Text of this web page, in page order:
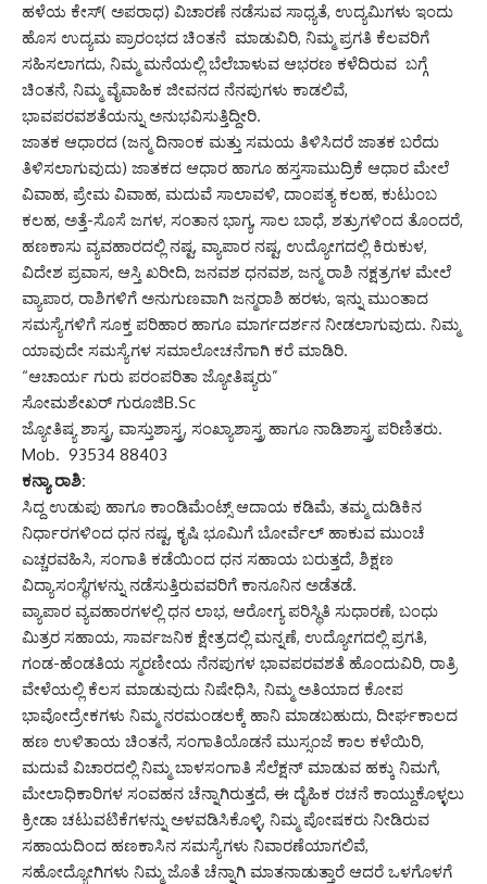
ಹಳೆಯ ಕೇಸ್( ಅಪರಾಧ) ವಿಚಾರಣೆ ನಡೆಸುವ ಸಾಧ್ಯತೆ, ಉದ್ಯಮಿಗಳು ಇಂದು
ಹೊಸ ಉದ್ಯಮ ಪ್ರಾರಂಭದ ಚಿಂತನೆ ಮಾಡುವಿರಿ, ನಿಮ್ಮ ಪ್ರಗತಿ ಕೆಲವರಿಗೆ
ಸಹಿಸಲಾಗದು, ನಿಮ್ಮ ಮನೆಯಲ್ಲಿ ಬೆಲೆಬಾಳುವ ಆಭರಣ ಕಳೆದಿರುವ ಬಗ್ಗೆ
ಚಿಂತನೆ, ನಿಮ್ಮ ವೈವಾಹಿಕ ಜೀವನದ ನೆನಪುಗಳು ಕಾಡಲಿವೆ,
ಭಾವಪರವಶತೆಯನ್ನು ಅನುಭವಿಸುತ್ತಿದ್ದೀರಿ.
ಜಾತಕ ಆಧಾರದ (ಜನ್ಮ ದಿನಾಂಕ ಮತ್ತು ಸಮಯ ತಿಳಿಸಿದರೆ ಜಾತಕ ಬರೆದು
ತಿಳಿಸಲಾಗುವುದು) ಜಾತಕದ ಆಧಾರ ಹಾಗೂ ಹಸ್ತಸಾಮುದ್ರಿಕೆ ಆಧಾರ ಮೇಲೆ
ವಿವಾಹ, ಪ್ರೇಮ ವಿವಾಹ, ಮದುವೆ ಸಾಲಾವಳಿ, ದಾಂಪತ್ಯ ಕಲಹ, ಕುಟುಂಬ
ಕಲಹ, ಅತ್ತೆ-ಸೊಸೆ ಜಗಳ, ಸಂತಾನ ಭಾಗ್ಯ, ಸಾಲ ಬಾಧೆ, ಶತ್ರುಗಳಿಂದ ತೊಂದರೆ,
ಹಣಕಾಸು ವ್ಯವಹಾರದಲ್ಲಿ ನಷ್ಟ, ವ್ಯಾಪಾರ ನಷ್ಟ, ಉದ್ಯೋಗದಲ್ಲಿ ಕಿರುಕುಳ,
ವಿದೇಶ ಪ್ರವಾಸ, ಆಸ್ತಿ ಖರೀದಿ, ಜನವಶ ಧನವಶ, ಜನ್ಮ ರಾಶಿ ನಕ್ಷತ್ರಗಳ ಮೇಲೆ
ವ್ಯಾಪಾರ, ರಾಶಿಗಳಿಗೆ ಅನುಗುಣವಾಗಿ ಜನ್ಮರಾಶಿ ಹರಳು, ಇನ್ನು ಮುಂತಾದ
ಸಮಸ್ಯೆಗಳಿಗೆ ಸೂಕ್ತ ಪರಿಹಾರ ಹಾಗೂ ಮಾರ್ಗದರ್ಶನ ನೀಡಲಾಗುವುದು. ನಿಮ್ಮ
ಯಾವುದೇ ಸಮಸ್ಯೆಗಳ ಸಮಾಲೋಚನೆಗಾಗಿ ಕರೆ ಮಾಡಿರಿ.
“ಆಚಾರ್ಯ ಗುರು ಪರಂಪರಿತಾ ಜ್ಯೋತಿಷ್ಯರು”
ಸೋಮಶೇಖರ್ ಗುರೂಜಿB.Sc
ಜ್ಯೋತಿಷ್ಯ ಶಾಸ್ತ್ರ, ವಾಸ್ತುಶಾಸ್ತ್ರ, ಸಂಖ್ಯಾಶಾಸ್ತ್ರ ಹಾಗೂ ನಾಡಿಶಾಸ್ತ್ರ ಪರಿಣಿತರು.
Mob. 93534 88403
ಕನ್ಯಾ ರಾಶಿ:
ಸಿದ್ದ ಉಡುಪು ಹಾಗೂ ಕಾಂಡಿಮೆಂಟ್ಸ್ ಆದಾಯ ಕಡಿಮೆ, ತಮ್ಮ ದುಡಿಕಿನ
ನಿರ್ಧಾರಗಳಿಂದ ಧನ ನಷ್ಟ, ಕೃಷಿ ಭೂಮಿಗೆ ಬೋರ್ವೆಲ್ ಹಾಕುವ ಮುಂಚೆ
ಎಚ್ಚರವಹಿಸಿ, ಸಂಗಾತಿ ಕಡೆಯಿಂದ ಧನ ಸಹಾಯ ಬರುತ್ತದೆ, ಶಿಕ್ಷಣ
ವಿದ್ಯಾಸಂಸ್ಥೆಗಳನ್ನು ನಡೆಸುತ್ತಿರುವವರಿಗೆ ಕಾನೂನಿನ ಅಡೆತಡೆ.
ವ್ಯಾಪಾರ ವ್ಯವಹಾರಗಳಲ್ಲಿ ಧನ ಲಾಭ, ಆರೋಗ್ಯ ಪರಿಸ್ಥಿತಿ ಸುಧಾರಣೆ, ಬಂಧು
ಮಿತ್ರರ ಸಹಾಯ, ಸಾರ್ವಜನಿಕ ಕ್ಷೇತ್ರದಲ್ಲಿ ಮನ್ನಣೆ, ಉದ್ಯೋಗದಲ್ಲಿ ಪ್ರಗತಿ,
ಗಂಡ-ಹೆಂಡತಿಯ ಸ್ಮರಣೀಯ ನೆನಪುಗಳ ಭಾವಪರವಶತೆ ಹೊಂದುವಿರಿ, ರಾತ್ರಿ
ವೇಳೆಯಲ್ಲಿ ಕೆಲಸ ಮಾಡುವುದು ನಿಷೇಧಿಸಿ, ನಿಮ್ಮ ಅತಿಯಾದ ಕೋಪ
ಭಾವೋದ್ರೇಕಗಳು ನಿಮ್ಮ ನರಮಂಡಲಕ್ಕೆ ಹಾನಿ ಮಾಡಬಹುದು, ದೀರ್ಘಕಾಲದ
ಹಣ ಉಳಿತಾಯ ಚಿಂತನೆ, ಸಂಗಾತಿಯೊಡನೆ ಮುಸ್ಸಂಜೆ ಕಾಲ ಕಳೆಯಿರಿ,
ಮದುವೆ ವಿಚಾರದಲ್ಲಿ ನಿಮ್ಮ ಬಾಳಸಂಗಾತಿ ಸೆಲೆಕ್ಷನ್ ಮಾಡುವ ಹಕ್ಕು ನಿಮಗೆ,
ಮೇಲಾಧಿಕಾರಿಗಳ ಸಂವಹನ ಚೆನ್ನಾಗಿರುತ್ತದೆ, ಈ ದೈಹಿಕ ರಚನೆ ಕಾಯ್ದುಕೊಳ್ಳಲು
ಕ್ರೀಡಾ ಚಟುವಟಿಕೆಗಳನ್ನು ಅಳವಡಿಸಿಕೊಳ್ಳಿ, ನಿಮ್ಮ ಪೋಷಕರು ನೀಡಿರುವ
ಸಹಾಯದಿಂದ ಹಣಕಾಸಿನ ಸಮಸ್ಯೆಗಳು ನಿವಾರಣೆಯಾಗಲಿವೆ,
ಸಹೋದ್ಯೋಗಿಗಳು ನಿಮ್ಮ ಜೊತೆ ಚೆನ್ನಾಗಿ ಮಾತನಾಡುತ್ತಾರೆ ಆದರೆ ಒಳಗೊಳಗೆ